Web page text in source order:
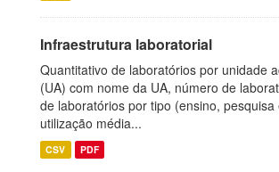
Infraestrutura laboratorial
Quantitativo de laboratórios por unidade
(UA) com nome da UA, número de
de laboratórios por tipo (ensino, pesquisa
utilização média...
CSV PDF